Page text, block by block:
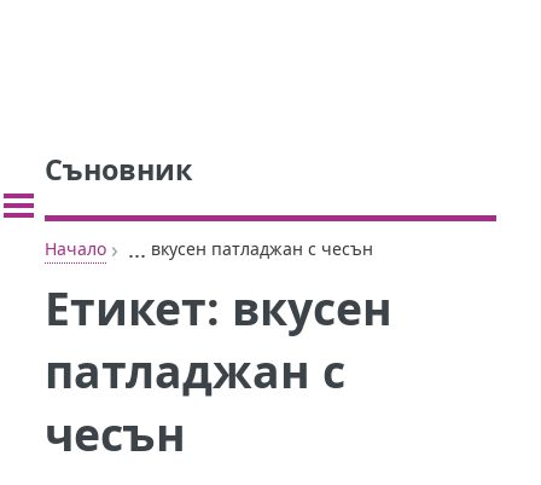
Съновник
Начало › ... вкусен патладжан с чесън
Етикет: вкусен
патладжан с
чесън